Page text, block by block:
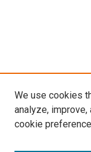
We use cookies
analyze, improve,
cookie